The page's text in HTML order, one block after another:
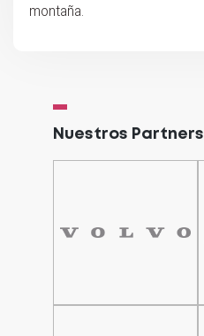
montaña.
Nuestros Partners